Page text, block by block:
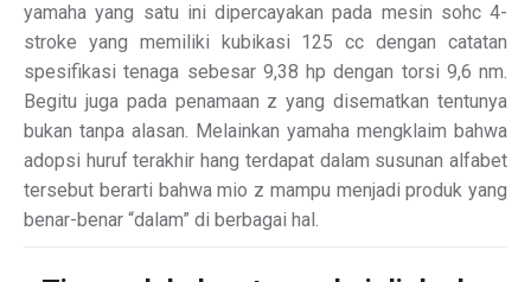
yamaha yang satu ini dipercayakan pada mesin sohc 4-
stroke yang memiliki kubikasi 125 cc dengan catatan
spesifikasi tenaga sebesar 9,38 hp dengan torsi 9,6 nm.
Begitu juga pada penamaan z yang disematkan tentunya
bukan tanpa alasan. Melainkan yamaha mengklaim bahwa
adopsi huruf terakhir hang terdapat dalam susunan alfabet
tersebut berarti bahwa mio z mampu menjadi produk yang
benar-benar “dalam” di berbagai hal.